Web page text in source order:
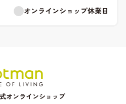
オンラインショップ休業日
オンラインショップ